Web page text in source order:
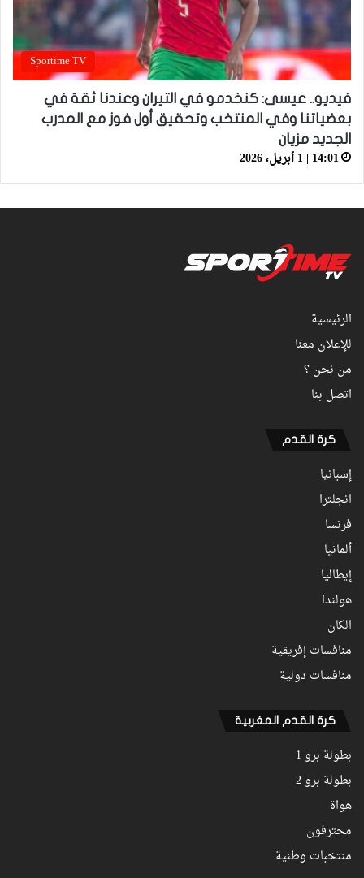
Sportime TV
فيديو.. عيسى: كنخدمو في التيران وعندنا ثقة في
بعضياتنا وفي المنتخب وتحقيق أول فوز مع المدرب
الجديد مزيان
14:01 | 1 أبريل، 2026
الرئيسية
للإعلان معنا
من نحن ؟
اتصل بنا
كرة القدم
إسبانيا
انجلترا
فرنسا
ألمانيا
إيطاليا
هولندا
الكان
منافسات إفريقية
منافسات دولية
كرة القدم المغربية
بطولة برو 1
بطولة برو 2
هواة
محترفون
منتخبات وطنية